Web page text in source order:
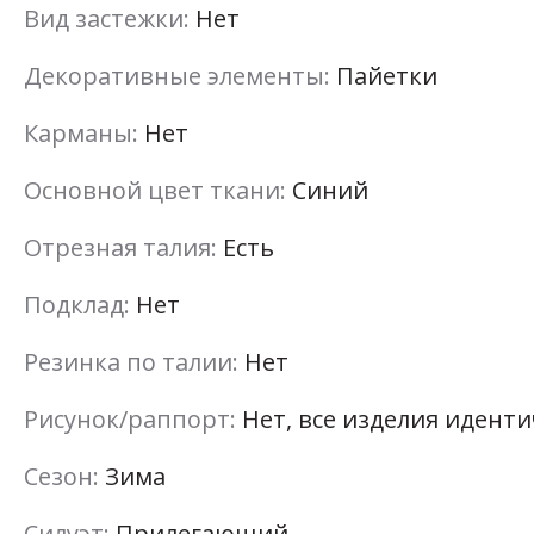
Вид застежки: Нет
Декоративные элементы: Пайетки
Карманы: Нет
Основной цвет ткани: Синий
Отрезная талия: Есть
Подклад: Нет
Резинка по талии: Нет
Рисунок/раппорт: Нет, все изделия
Сезон: Зима